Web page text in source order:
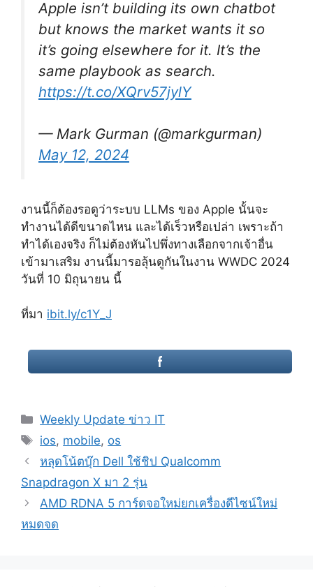
Apple isn’t building its own chatbot
but knows the market wants it so
it’s going elsewhere for it. It’s the
same playbook as search.
https://t.co/XQrv57jylY
— Mark Gurman (@markgurman)
May 12, 2024
งานนี้ก็ต้องรอดูว่าระบบ LLMs ของ Apple นั้นจะ
ทำงานได้ดีขนาดไหน และได้เร็วหรือเปล่า เพราะถ้า
ทำได้เองจริง ก็ไม่ต้องหันไปพึ่งทางเลือกจากเจ้าอื่น
เข้ามาเสริม งานนี้มารอลุ้นดูกันในงาน WWDC 2024
วันที่ 10 มิถุนายน นี้
ที่มา ibit.ly/c1Y_J
Categories
Weekly Update ข่าว IT
Tags
ios, mobile, os
Post
navigation
หลุดโน้ตบุ๊ก Dell ใช้ชิป Qualcomm
Snapdragon X มา 2 รุ่น
AMD RDNA 5 การ์ดจอใหม่ยกเครื่องดีไซน์ใหม่
หมดจด